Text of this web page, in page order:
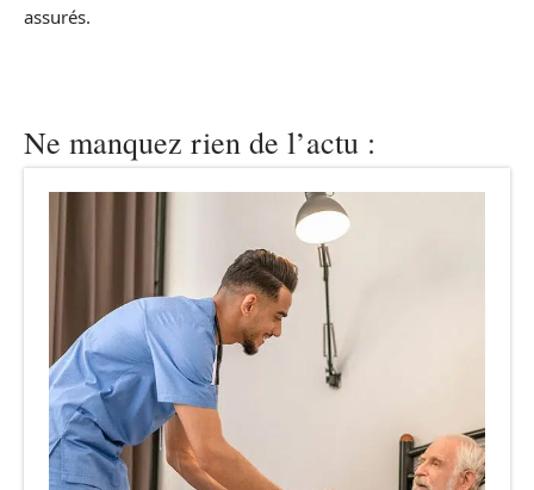
assurés.
Ne manquez rien de l’actu :